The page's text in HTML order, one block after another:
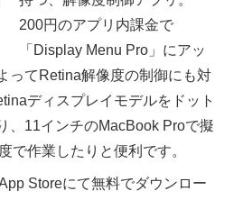
200円のアプリ内課金で
「Display Menu Pro」にアッ
ってRetina解像度の制御にも対
ディスプレイモデルをドット
、11インチのMacBook Proで擬
で作業したりと便利です。
Storeにて無料でダウンロー